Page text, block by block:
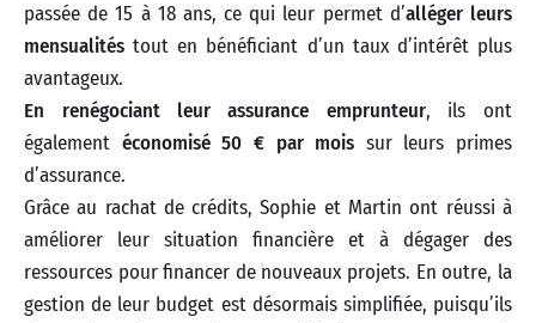
passée de 15 à 18 ans, ce qui leur permet d’alléger leurs
mensualités tout en bénéficiant d’un taux d’intérêt plus
avantageux.
En renégociant leur assurance emprunteur, ils ont
également économisé 50 € par mois sur leurs primes
d’assurance.
Grâce au rachat de crédits, Sophie et Martin ont réussi à
améliorer leur situation financière et à dégager des
ressources pour financer de nouveaux projets. En outre, la
gestion de leur budget est désormais simplifiée, puisqu’ils